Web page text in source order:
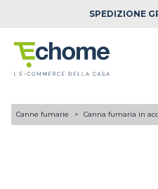
SPEDIZIONE
Canne fumarie Canna fumaria in